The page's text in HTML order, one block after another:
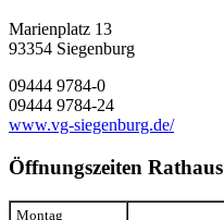
Marienplatz 13
93354 Siegenburg
09444 9784-0
09444 9784-24
www.vg-siegenburg.de/
Öffnungszeiten Rathaus
Montag